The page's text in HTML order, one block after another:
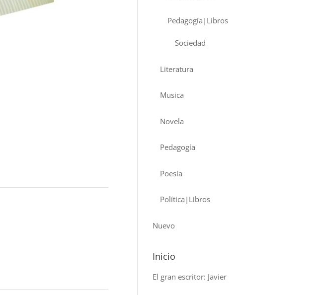
Pedagogía|Libros
Sociedad
Literatura
Musica
Novela
Pedagogía
Poesía
Política|Libros
Nuevo
Inicio
El gran escritor: Javier